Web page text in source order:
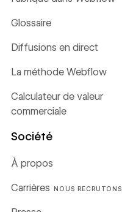
Glossaire
Diffusions en direct
La méthode Webflow
Calculateur de valeur
commerciale
Société
À propos
Carrières NOUS RECRUTONS